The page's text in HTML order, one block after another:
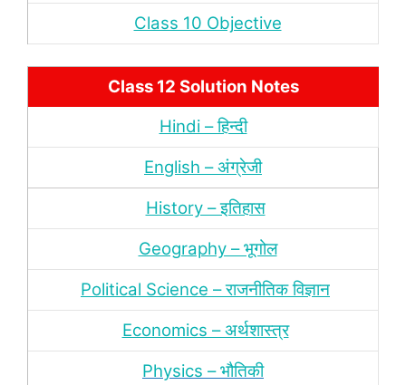
Class 10 Objective
Class 12 Solution Notes
Hindi – हिन्‍दी
English – अंग्रेजी
History – इतिहास
Geography – भूगोल
Political Science – राजनीतिक विज्ञान
Economics – अर्थशास्‍त्र
Physics – भौतिकी